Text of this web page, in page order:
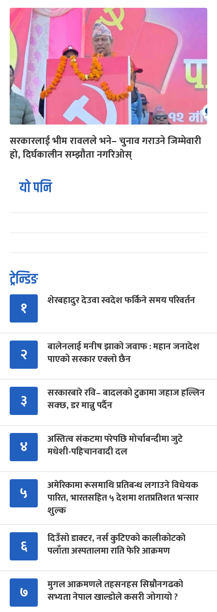
सरकारलाई भीम रावलले भने– चुनाव गराउने जिम्मेवारी
हो, दिर्घकालीन सम्झौता नगरिओस्
यो पनि
ट्रेन्डिङ
१ शेरबहादुर देउवा स्वदेश फर्किने समय परिवर्तन
२
बालेनलाई मनीष झाको जवाफ : महान जनादेश
पाएको सरकार एक्लो छैन
३
सरकारबारे रवि– बादलको टुक्रामा जहाज हल्लिन
सक्छ, डर मान्नु पर्दैन
४
अस्तित्व संकटमा परेपछि मोर्चाबन्दीमा जुटे
मधेशी-पहिचानवादी दल
५
अमेरिकामा रूसमाथि प्रतिबन्ध लगाउने विधेयक
पारित, भारतसहित ५ देशमा शतप्रतिशत भन्सार
शुल्क
६
दिउँसो डाक्टर, नर्स कुटिएको कालीकोटको
पलाँता अस्पतालमा राति फेरि आक्रमण
७
मुगल आक्रमणले तहसनहस सिम्रौनगढको
सभ्यता नेपाल खाल्डोले कसरी जोगायो ?